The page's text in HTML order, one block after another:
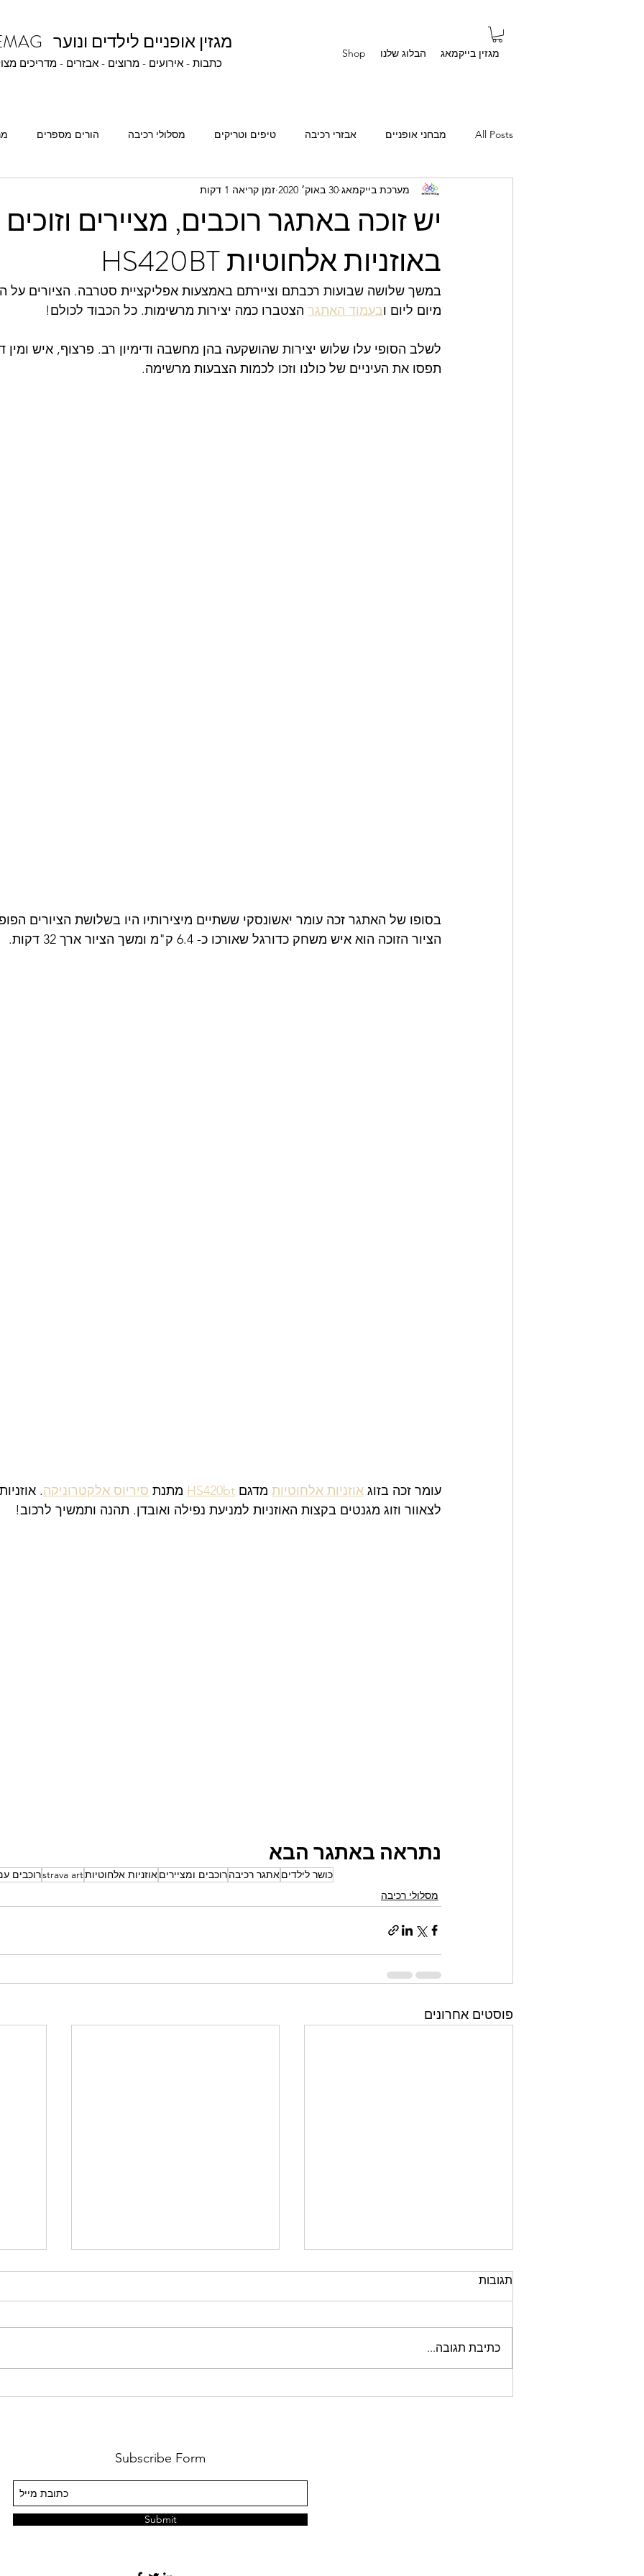
BIKEMAG מגזין אופניים לילדים ונוער
כתבות - אירועים - מרוצים - אבזרים - מדריכים
Shop הבלוג שלנו מגזין בייקמאג
All Posts מבחני אופניים אבזרי רכיבה טיפים וטריקים מסלולי רכיבה הורים מספרים
סיפורים אישיים שאלות מהבית רכיבה תחרותית חבובונים ונהנים
יש זוכה באתגר רוכבים, מציירים וזוכים
באוזניות אלחוטיות HS420BT
מערכת בייקמאג 30 באוק׳ 2020 זמן קריאה 1 דקות
במשך שלושה שבועות רכבתם וציירתם באמצעות אפליקציית סטרבה. הציורים על
מיום ליום ובעמוד האתגר הצטברו כמה יצירות מרשימות. כל הכבוד לכולם!
לשלב הסופי עלו שלוש יצירות שהושקעה בהן מחשבה ודימיון רב. פרצוף, איש ומין
תפסו את העיניים של כולנו וזכו לכמות הצבעות מרשימה.
בסופו של האתגר זכה עומר יאשונסקי ששתיים מיצירותיו היו בשלושת הציורים
הציור הזוכה הוא איש משחק כדורגל שאורכו כ- 6.4 ק"מ ומשך הציור ארך 32 דקות.
עומר זכה בזוג אוזניות אלחוטיות מדגם HS420bt מתנת סיריוס אלקטרוניקה.
לצאוור וזוג מגנטים בקצות האוזניות למניעת נפילה ואובדן. תהנה ותמשיך לרכוב!
נתראה באתגר הבא
כושר לילדיםאתגר רכיבהרוכבים ומצייריםאוזניות אלחוטיותstrava artרוכבים
מסלולי רכיבה
פוסטים אחרונים
רוצים לזכות באוזניות אלחוטיות?
חדש מפה אינטראקטיבית של
תגובות
כתיבת תגובה...
Subscribe Form
Submit